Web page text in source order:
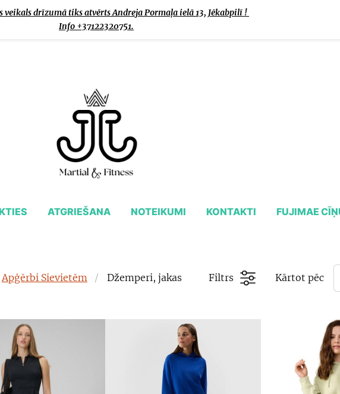
veikals drīzumā tiks atvērts Andreja Pormaļa ielā 13, Jēkabpilī !
Info +37122320751.
ATGRIEŠANA NOTEIKUMI KONTAKTI FUJIMAE
Apģērbi Sievietēm Džemperi, jakas Filtrs Kārtot pēc